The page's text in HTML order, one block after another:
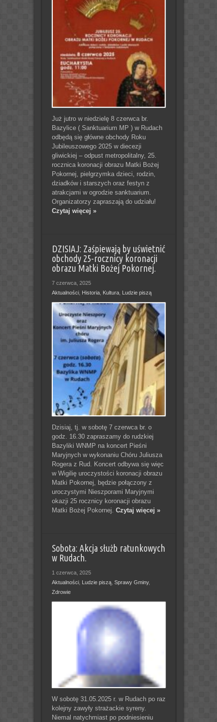
Już jutro w niedzielę 8 czerwca br.
Bazylice ( Sanktuarium MP ) w Rudach
odbędą się główne obchody Roku
Jubileuszowego 2025 w diecezji
gliwickiej – odpust metropolitalny, 25.
rocznica koronacji obrazu Matki Bożej
Pokornej, pielgrzymka dzieci, rodzin,
dziadków i starszych oraz festyn z
atrakcjami w ogrodzie sanktuarium.
Organizatorzy zapraszają do udziału!
Czytaj więcej »
DZISIAJ: Zaśpiewają by uświetnić
obchody 25-rocznicy koronacji
obrazu Matki Bożej Pokornej.
7 czerwca, 2025
Aktualności, Historia, Kultura, Ludzie piszą
Dzisiaj, tj. w sobotę 7 czerwca br. o
godz. 16.30 zapraszamy do rudzkiej
Bazyliki WNMP na koncert Pieśni
Maryjnych w wykonaniu Chóru Juliusza
Rogera z Rud. Koncert odbywa się więc
w Wigilię uroczystości koronacji obrazu
Matki Pokornej, będzie połączony z
uroczystymi Nieszporami Maryjnymi
okazji 25 rocznicy koronacji obrazu
Matki Bożej Pokornej. Czytaj więcej »
Sobota: Akcja służb ratunkowych
w Rudach.
1 czerwca, 2025
Aktualności, Ludzie piszą, Sprawy Gminy,
Zdrowie
W sobotę 31.05.2025 r. w Rudach po raz
kolejny zawyły strażackie syreny.
Niemal natychmiast po podniesieniu